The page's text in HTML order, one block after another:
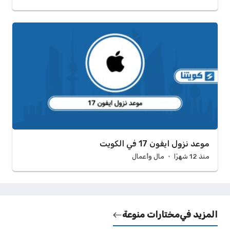
موعد نزول ايفون 17 في الكويت
منذ 12 شهرًا مال وأعمال
المزيد فيمختارات منوعة